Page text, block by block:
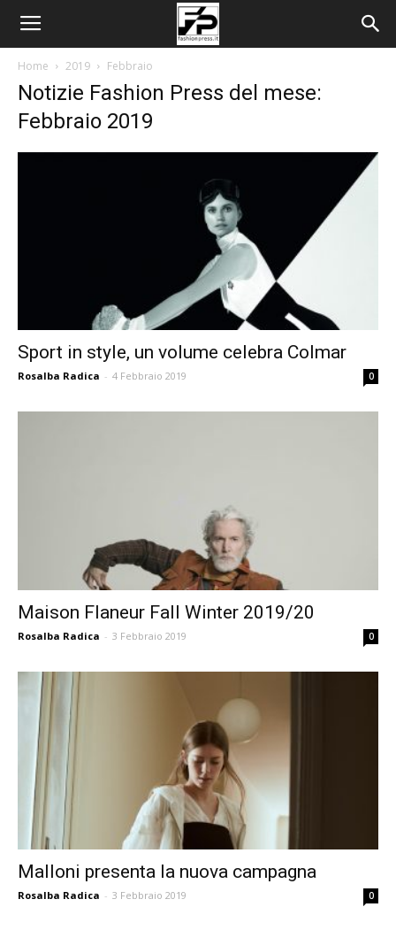
Home 2019 Febbraio
Notizie Fashion Press del mese:
Febbraio 2019
Sport in style, un volume celebra Colmar
Rosalba Radica - 4 Febbraio 2019 0
Maison Flaneur Fall Winter 2019/20
Rosalba Radica - 3 Febbraio 2019 0
Malloni presenta la nuova campagna
Rosalba Radica - 3 Febbraio 2019 0